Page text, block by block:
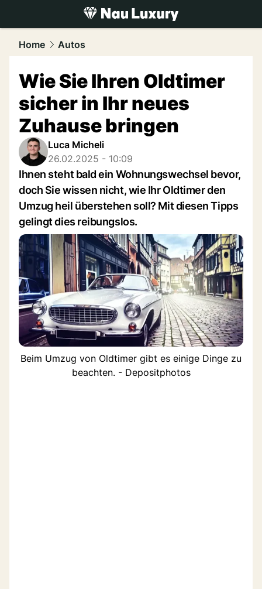
luxury.NAU.ch
Home Autos
Wie Sie Ihren Oldtimer
sicher in Ihr neues
Zuhause bringen
Luca Micheli
26.02.2025 - 10:09
Ihnen steht bald ein Wohnungswechsel bevor,
doch Sie wissen nicht, wie Ihr Oldtimer den
Umzug heil überstehen soll? Mit diesen Tipps
gelingt dies reibungslos.
Beim Umzug von Oldtimer gibt es einige Dinge zu
beachten. - Depositphotos